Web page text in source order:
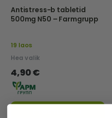
Antistress-b tabletid
500mg N50 – Farmgrupp
19 laos
Hea valik
4,90 €